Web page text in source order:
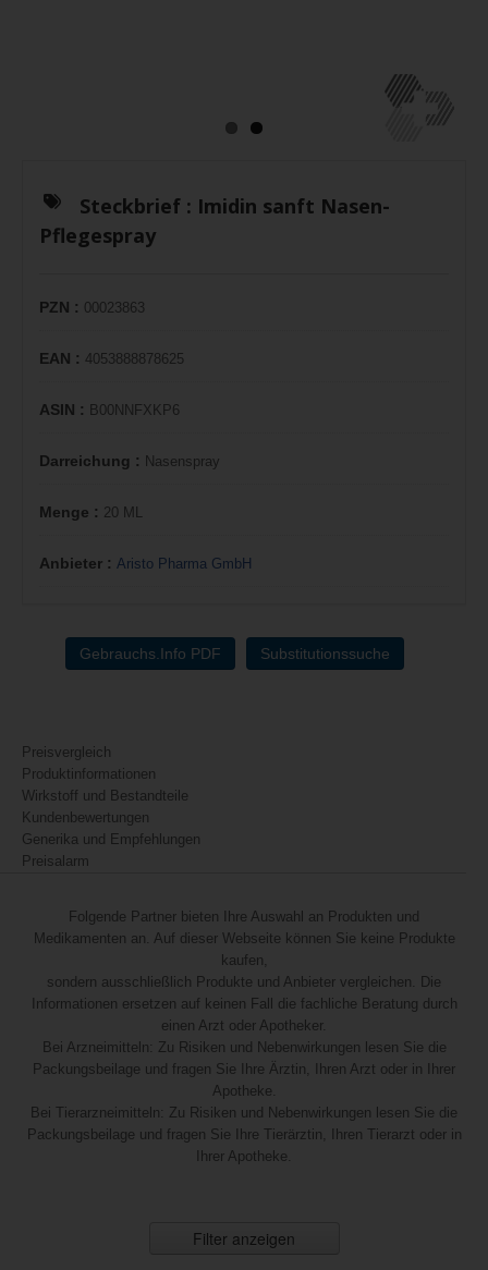
Steckbrief : Imidin sanft Nasen-
Pflegespray
PZN : 00023863
EAN : 4053888878625
ASIN : B00NNFXKP6
Darreichung : Nasenspray
Menge : 20 ML
Anbieter : Aristo Pharma GmbH
Gebrauchs.Info PDF Substitutionssuche
Preisvergleich
Produktinformationen
Wirkstoff und Bestandteile
Kundenbewertungen
Generika und Empfehlungen
Preisalarm
Folgende Partner bieten Ihre Auswahl an Produkten und
Medikamenten an. Auf dieser Webseite können Sie keine Produkte
kaufen,
sondern ausschließlich Produkte und Anbieter vergleichen. Die
Informationen ersetzen auf keinen Fall die fachliche Beratung durch
einen Arzt oder Apotheker.
Bei Arzneimitteln: Zu Risiken und Nebenwirkungen lesen Sie die
Packungsbeilage und fragen Sie Ihre Ärztin, Ihren Arzt oder in Ihrer
Apotheke.
Bei Tierarzneimitteln: Zu Risiken und Nebenwirkungen lesen Sie die
Packungsbeilage und fragen Sie Ihre Tierärztin, Ihren Tierarzt oder in
Ihrer Apotheke.
Filter anzeigen